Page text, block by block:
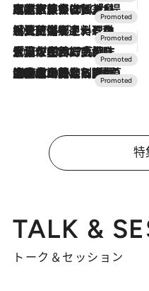
2026.7.31
【ホテル帰省】という選択肢をOMOが提案。家族とほどよい距離を保つには「昼は実家、夜は気兼ねなくホテルで！」
2026.7.24
【夏限定ディナーコース】旬を迎える稚鮎や花ズッキーニなどをイタリア・トスカーナの郷土料理の手法で満喫！
2026.7.17
「土佐和ハーブかき氷」がOMO7高知に登場！生姜、山椒、大葉など目にも舌にも涼を呼ぶ郷土の味
2026.7.10
NEW OPEN！【界 草津】名湯の地に誕生。趣の異なる2種の温泉と上州ならではの会席・蕎麦割烹など美食を味わう究極の癒やし旅
特
TALK &
トーク＆セッション